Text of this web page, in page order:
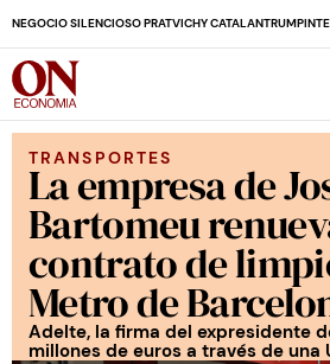
NEGOCIO SILENCIOSO PRATVICHY CATALANTRUMP
TRANSPORTES
La empresa de
Bartomeu
contrato de
Metro de
Adelte, la firma del expresidente
millones de euros a través de una